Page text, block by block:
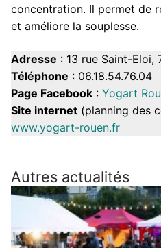
concentration. Il permet de
et améliore la souplesse.
Adresse : 13 rue Saint-Eloi,
Téléphone : 06.18.54.76.04
Page Facebook : Yogart
Site internet (planning des
www.yogart-rouen.fr
Autres actualités